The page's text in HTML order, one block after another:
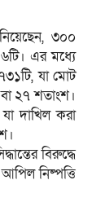
৩০০
এর মধ্যে
যা মোট
২৭ শতাংশ।
দাখিল করা
বিরুদ্ধে
নিষ্পত্তি